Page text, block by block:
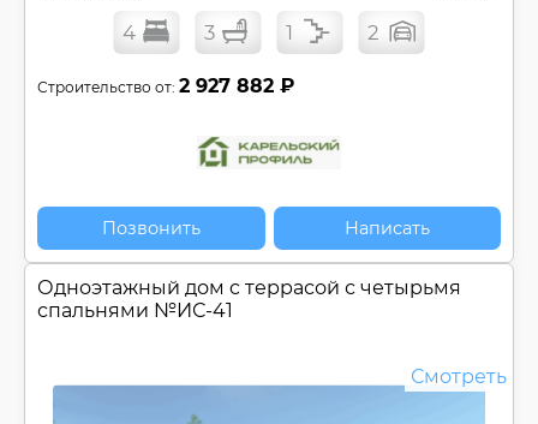
4 3 1 2
Строительство от: 2 927 882 ₽
Позвонить Написать
Одноэтажный дом c террасой с четырьмя
спальнями №ИС-41
Смотреть